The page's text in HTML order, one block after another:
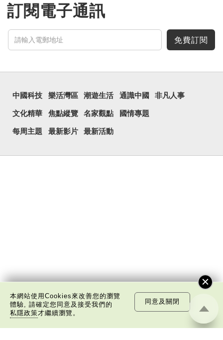
訂閱電子通訊
免費訂閱
中國科技 樂活灣區 潮遊生活 通識中國 非凡人事
文化精華 焦點縱覽 名家觀點 國情專題
每周主題 最新影片 最新活動
本網站使用Cookies來改善您的瀏覽
體驗, 請確定您同意及接受我們的
私隱政策才繼續瀏覽。
同意及關閉